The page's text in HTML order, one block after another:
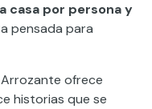
casa por persona y
pensada para
ofrece
historias que se